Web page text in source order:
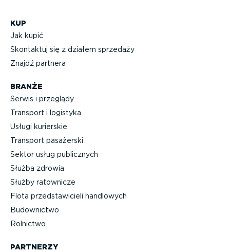
KUP
Jak kupić
Skontaktuj się z działem sprzedaży
Znajdź partnera
BRANŻE
Serwis i przeglądy
Transport i logistyka
Usługi kurierskie
Transport pasażerski
Sektor usług publicznych
Służba zdrowia
Służby ratownicze
Flota przed­sta­wi­cieli handlowych
Budownictwo
Rolnictwo
PARTNERZY